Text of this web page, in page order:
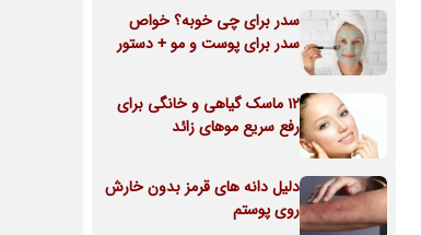
سدر برای چی خوبه؟ خواص
سدر برای پوست و مو + دستور
12 ماسک گیاهی و خانگی برای
رفع سریع موهای زائد
دلیل دانه های قرمز بدون خارش
روی پوستم